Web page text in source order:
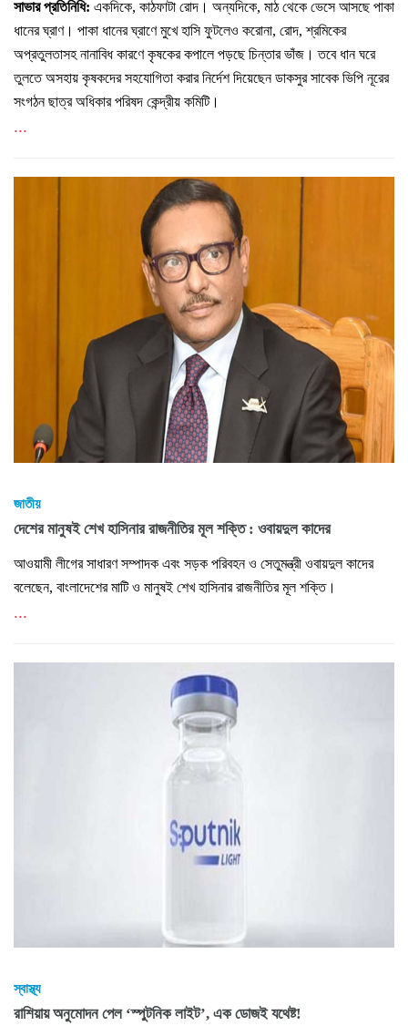
সাভার প্রতিনিধি: একদিকে, কাঠফাটা রোদ। অন্যদিকে, মাঠ থেকে ভেসে আসছে পাকা
ধানের ঘ্রাণ। পাকা ধানের ঘ্রাণে মুখে হাসি ফুটলেও করোনা, রোদ, শ্রমিকের
অপ্রতুলতাসহ নানাবিধ কারণে কৃষকের কপালে পড়ছে চিন্তার ভাঁজ। তবে ধান ঘরে
তুলতে অসহায় কৃষকদের সহযোগিতা করার নির্দেশ দিয়েছেন ডাকসুর সাবেক ভিপি নূরের
সংগঠন ছাত্র অধিকার পরিষদ কেন্দ্রীয় কমিটি।
...
জাতীয়
দেশের মানুষই শেখ হাসিনার রাজনীতির মূল শক্তি : ওবায়দুল কাদের
আওয়ামী লীগের সাধারণ সম্পাদক এবং সড়ক পরিবহন ও সেতুমন্ত্রী ওবায়দুল কাদের
বলেছেন, বাংলাদেশের মাটি ও মানুষই শেখ হাসিনার রাজনীতির মূল শক্তি।
...
স্বাস্থ্য
রাশিয়ায় অনুমোদন পেল ‘স্পুটনিক লাইট’, এক ডোজই যথেষ্ট!